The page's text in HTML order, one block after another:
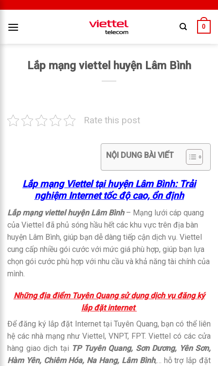
0
Lắp mạng viettel huyện Lâm Bình
Rate this post
NỘI DUNG BÀI VIẾT
Lắp mạng Viettel tại huyện Lâm Bình: Trải
nghiệm Internet tốc độ cao, ổn định
Lắp mạng viettel huyện Lâm Bình– Mạng lưới cáp quang
của Viettel đã phủ sóng hầu hết các khu vực trên địa bàn
huyện Lâm Bình, giúp bạn dễ dàng tiếp cận dịch vụ. Viettel
cung cấp nhiều gói cước với mức giá phù hợp, giúp bạn lựa
chọn gói cước phù hợp với nhu cầu và khả năng tài chính của
mình.
Những địa điểm Tuyên Quang sử dụng dịch vụ đăng ký
lắp đặt internet
Để đăng ký lắp đặt Internet tại Tuyên Quang, bạn có thể liên
hệ các nhà mạng như Viettel, VNPT, FPT. Viettel có các cửa
hàng giao dịch tại TP Tuyên Quang, Sơn Dương, Yên Sơn,
Hàm Yên, Chiêm Hóa, Na Hang, Lâm Bình,… hỗ trợ lắp đặt